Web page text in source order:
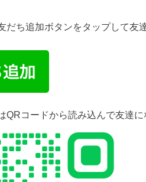
だち追加ボタンをタップして友
QRコードから読み込んで友達に